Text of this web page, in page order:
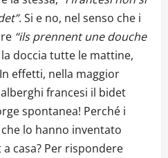
. Si e no, nel senso che i
“ils prennent une douche
doccia tutte le mattine,
effetti, nella maggior
francesi il bidet
spontanea! Perché i
lo hanno inventato
casa? Per rispondere